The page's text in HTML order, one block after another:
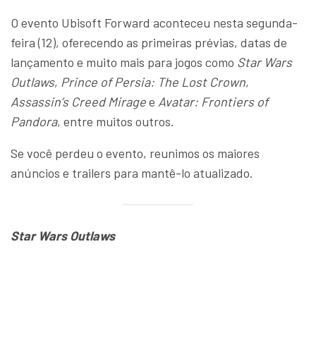
O evento Ubisoft Forward aconteceu nesta segunda-
feira (12), oferecendo as primeiras prévias, datas de
lançamento e muito mais para jogos como Star Wars
Outlaws, Prince of Persia: The Lost Crown,
Assassin’s Creed Miragee Avatar: Frontiers of
Pandora, entre muitos outros.
Se você perdeu o evento, reunimos os maiores
anúncios e trailers para mantê-lo atualizado.
Star Wars Outlaws